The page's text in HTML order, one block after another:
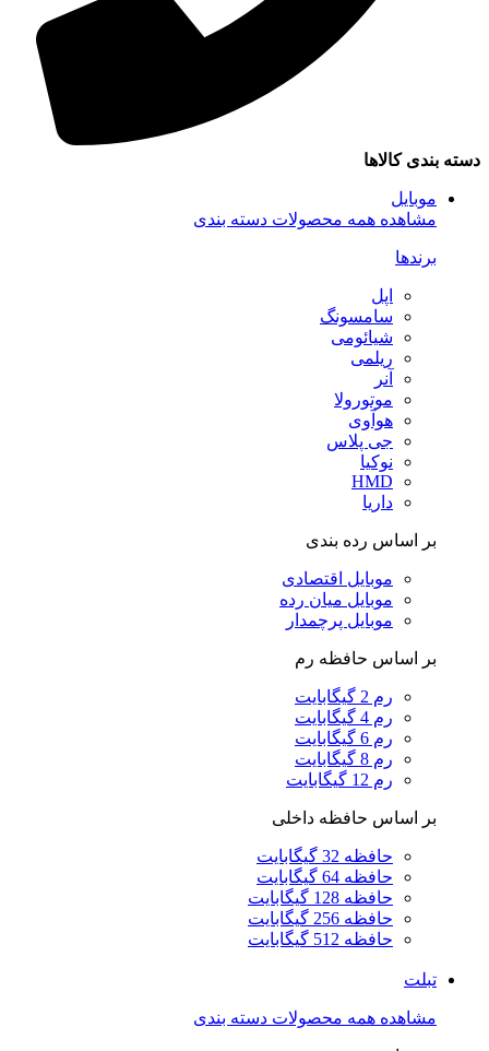
بندی کالاها
موبایل
مشاهده همه محصولات دسته بندی
برندها
اپل
سامسونگ
شیائومی
ریلمی
آنر
موتورولا
هوآوی
جی پلاس
نوکیا
HMD
داریا
بر اساس رده بندی
موبایل اقتصادی
موبایل میان رده
موبایل پرچمدار
بر اساس حافظه رم
رم 2 گیگابایت
رم 4 گیگابایت
رم 6 گیگابایت
رم 8 گیگابایت
رم 12 گیگابایت
بر اساس حافظه داخلی
حافظه 32 گیگابایت
حافظه 64 گیگابایت
حافظه 128 گیگابایت
حافظه 256 گیگابایت
حافظه 512 گیگابایت
تبلت
مشاهده همه محصولات دسته بندی